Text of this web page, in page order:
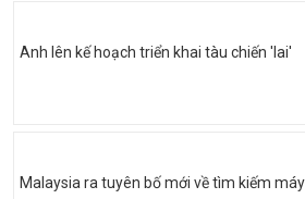
Anh lên kế hoạch triển khai tàu chiến 'lai'
Malaysia ra tuyên bố mới về tìm kiếm